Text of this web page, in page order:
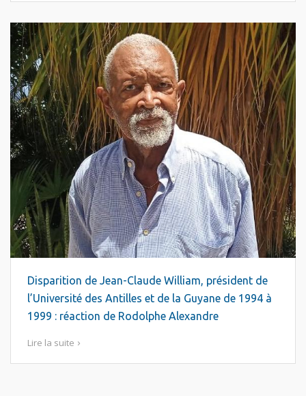
Disparition de Jean-Claude William, président de
l’Université des Antilles et de la Guyane de 1994 à
1999 : réaction de Rodolphe Alexandre
Lire la suite